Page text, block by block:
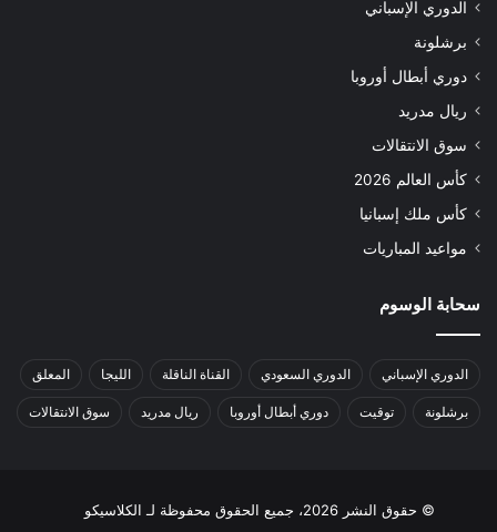
الدوري الإسباني
برشلونة
دوري أبطال أوروبا
ريال مدريد
سوق الانتقالات
كأس العالم 2026
كأس ملك إسبانيا
مواعيد المباريات
سحابة الوسوم
الدوري الإسباني الدوري السعودي القناة الناقلة الليجا المعلق
برشلونة توقيت دوري أبطال أوروبا ريال مدريد سوق الانتقالات
© حقوق النشر 2026، جميع الحقوق محفوظة لـ الكلاسيكو